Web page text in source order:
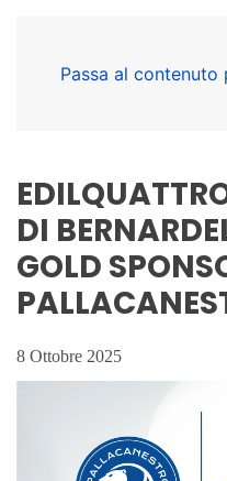
Passa al contenuto
DI
GOLD
8 Ottobre 2025